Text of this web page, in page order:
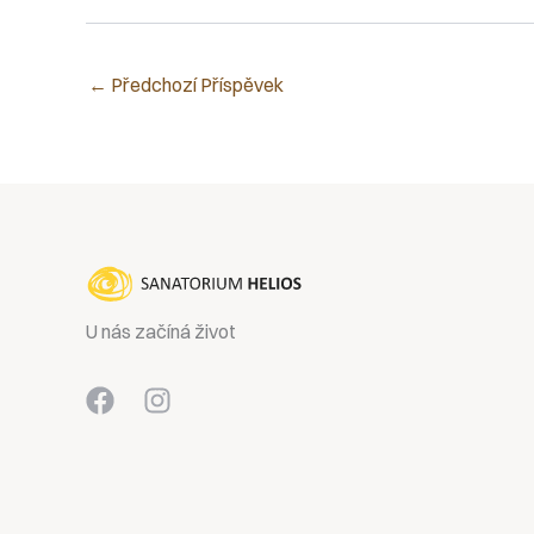
← Předchozí Příspěvek
U nás začíná život